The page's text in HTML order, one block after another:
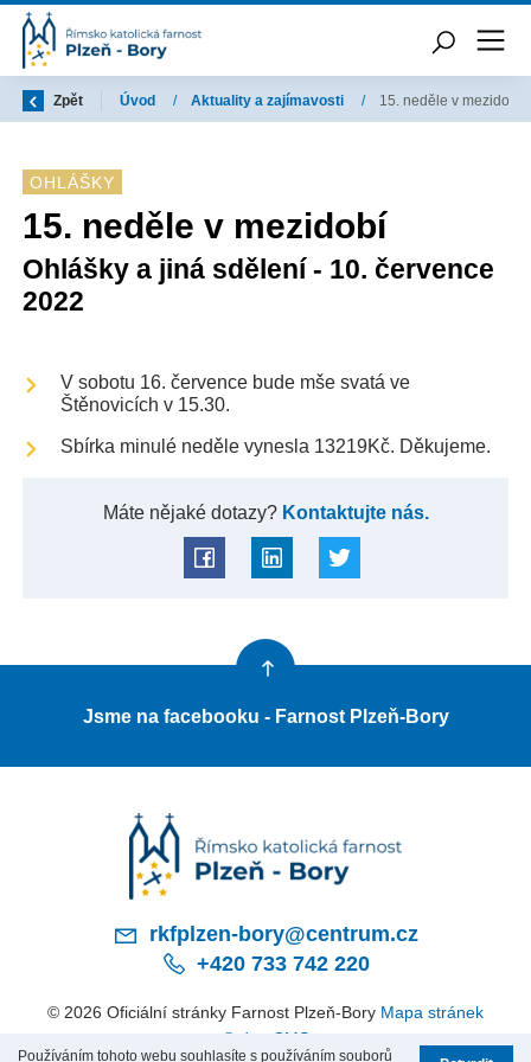
Zpět Úvod / Aktuality a zajímavosti / 15. neděle v mezidobí
OHLÁŠKY
15. neděle v mezidobí
Ohlášky a jiná sdělení - 10. července
2022
V sobotu 16. července bude mše svatá ve
Štěnovicích v 15.30.
Sbírka minulé neděle vynesla 13219Kč. Děkujeme.
Máte nějaké dotazy?Kontaktujte nás.
Jsme na facebooku - Farnost Plzeň-Bory
rkfplzen-bory@centrum.cz
+420 733 742 220
© 2026 Oficiální stránky Farnost Plzeň-Bory Mapa stránek
© dmpCMS
Používáním tohoto webu souhlasíte s používáním souborů